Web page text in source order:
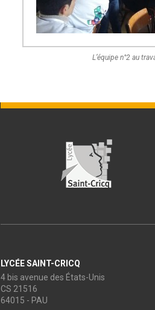
L’équipe n°2 au
LYCÉE SAINT-CRICQ
4 bis avenue des États-Unis
CS 21516
64015 - PAU